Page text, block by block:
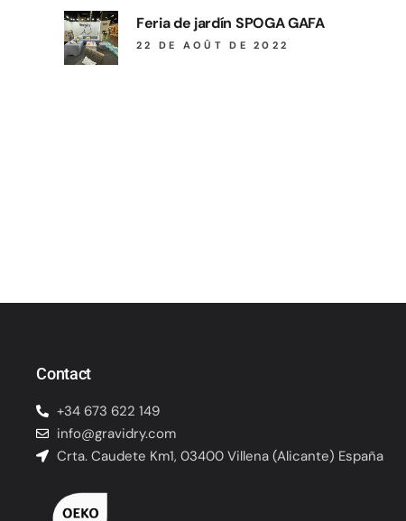
Feria de jardín SPOGA GAFA
22 DE AOÛT DE 2022
Contact
+34 673 622 149
info@gravidry.com
Crta. Caudete Km1, 03400 Villena (Alicante) España